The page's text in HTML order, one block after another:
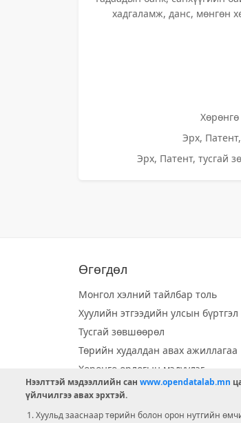
хадгаламж, данс, мөнгөн
Эрх,
Эрх, Патент, тусгай
Өгөгдөл
Монгол хэлний тайлбар толь
Хуулийн этгээдийн улсын бүртгэл
Тусгай зөвшөөрөл
Төрийн худалдан авах ажиллагаа
Хөрөнгө орлогын мэдүүлэг
Орон нутгийн хөгжлийн сан
Нээлттэй мэдээллийн сан www.opendatalab.mn
үйлчилгээ авах эрхтэй.
Хуульд зааснаар төрийн болон орон нутгийн